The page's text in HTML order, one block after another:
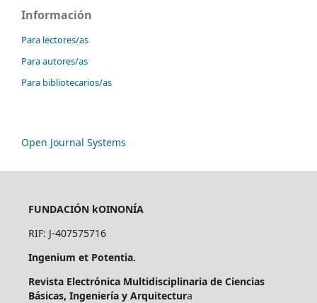
Información
Para lectores/as
Para autores/as
Para bibliotecarios/as
Open Journal Systems
FUNDACIÓN kOINONÍA
RIF: J-407575716
Ingenium et Potentia.
Revista Electrónica Multidisciplinaria de Ciencias
Básicas, Ingeniería y Arquitectura